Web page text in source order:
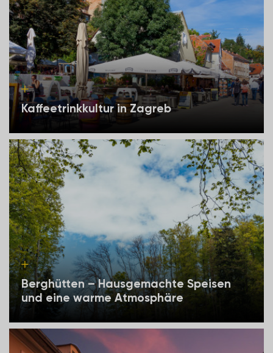
Kaffeetrinkkultur in Zagreb
Berghütten – Hausgemachte Speisen
und eine warme Atmosphäre